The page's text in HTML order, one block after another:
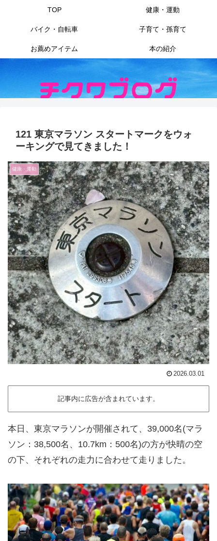
TOP 健康・運動
バイク・自転車 子育て・孫育て
お薦めアイテム 本の紹介
121 東京マラソン スタートマークをウォ
ーキングで見てきました！
健康・運動
2026.03.01
記事内に広告が含まれています。
本日、東京マラソンが開催されて、39,000名(マラ
ソン：38,500名、10.7km：500名)の方が快晴の空
の下、それぞれの走力に合わせて走りました。